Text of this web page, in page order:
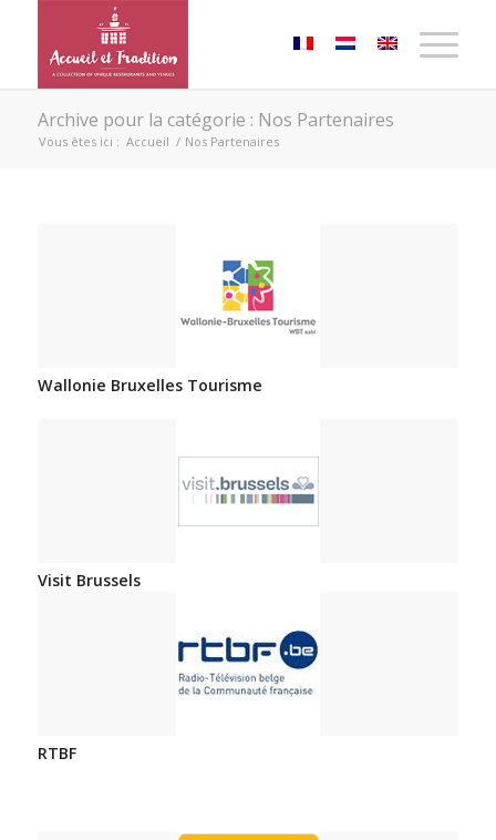
Archive pour la catégorie : Nos Partenaires
Vous êtes ici : Accueil / Nos Partenaires
Wallonie Bruxelles Tourisme
Visit Brussels
RTBF